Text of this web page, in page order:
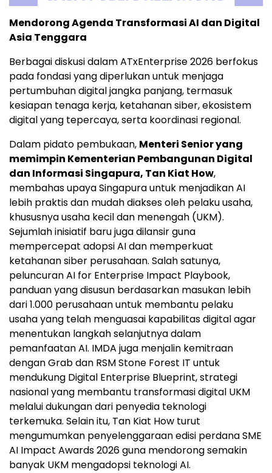
Mendorong Agenda Transformasi AI dan Digital
Asia Tenggara
Berbagai diskusi dalam ATxEnterprise 2026 berfokus
pada fondasi yang diperlukan untuk menjaga
pertumbuhan digital jangka panjang, termasuk
kesiapan tenaga kerja, ketahanan siber, ekosistem
digital yang tepercaya, serta koordinasi regional.
Dalam pidato pembukaan, Menteri Senior yang
memimpin Kementerian Pembangunan Digital
dan Informasi Singapura, Tan Kiat How,
membahas upaya Singapura untuk menjadikan AI
lebih praktis dan mudah diakses oleh pelaku usaha,
khususnya usaha kecil dan menengah (UKM).
Sejumlah inisiatif baru juga dilansir guna
mempercepat adopsi AI dan memperkuat
ketahanan siber perusahaan. Salah satunya,
peluncuran AI for Enterprise Impact Playbook,
panduan yang disusun berdasarkan masukan lebih
dari 1.000 perusahaan untuk membantu pelaku
usaha yang telah menguasai kapabilitas digital agar
menentukan langkah selanjutnya dalam
pemanfaatan AI. IMDA juga menjalin kemitraan
dengan Grab dan RSM Stone Forest IT untuk
mendukung Digital Enterprise Blueprint, strategi
nasional yang membantu transformasi digital UKM
melalui dukungan dari penyedia teknologi
terkemuka. Selain itu, Tan Kiat How turut
mengumumkan penyelenggaraan edisi perdana SME
AI Impact Awards 2026 guna mendorong semakin
banyak UKM mengadopsi teknologi AI.